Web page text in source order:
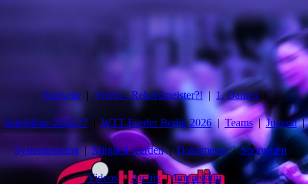
Startseite Verein - Rekordmeister?! 1. Damen
Spielpläne 2026/27 WTT Feeder Berlin 2026 Teams Jugend
Systemtraining Mitglied werden Dokumente Sponsoren
Videos Archiv Impressum